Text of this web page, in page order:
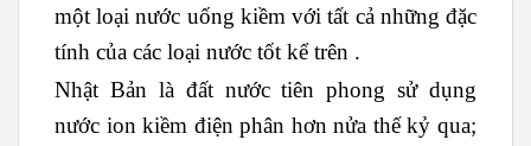
một loại nước uống kiềm với tất cả những đặc
tính của các loại nước tốt kể trên .
Nhật Bản là đất nước tiên phong sử dụng
nước ion kiềm điện phân hơn nửa thế kỷ qua;